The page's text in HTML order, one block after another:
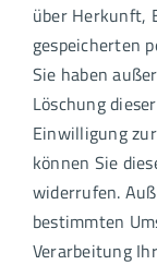
über Herkunft,
gespeicherten
Sie haben
Löschung
Einwilligung
können Sie
widerrufen.
bestimmten
Verarbeitung